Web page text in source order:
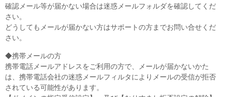
確認メール等が届かない場合は迷惑メールフォルダを確認してくだ
さい。
どうしてもメールが届かない方はサポートの方までお問い合せくだ
さい。
◆携帯メールの方
携帯電話メールアドレスをご利用の方で、メールが届かないかた
は、携帯電話会社の迷惑メールフィルタによりメールの受信が拒否
されている可能性があります。